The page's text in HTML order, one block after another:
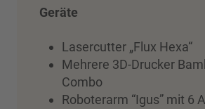
Geräte
Lasercutter „Flux Hexa“
Mehrere 3D-Drucker
Combo
Roboterarm “Igus” mit 6